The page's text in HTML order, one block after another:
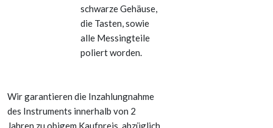
schwarze Gehäuse,
die Tasten, sowie
alle Messingteile
poliert worden.
Wir garantieren die Inzahlungnahme
des Instruments innerhalb von 2
Jahren zu obigem Kaufpreis, abzüglich